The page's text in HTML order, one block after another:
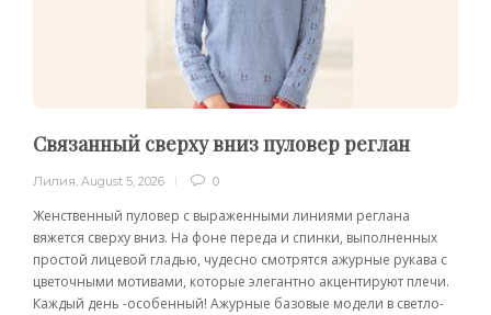
Связанный сверху вниз пуловер реглан
Лилия, August 5, 2026 0
Женственный пуловер с выраженными линиями реглана
вяжется сверху вниз. На фоне переда и спинки, выполненных
простой лицевой гладью, чудесно смотрятся ажурные рукава с
цветочными мотивами, которые элегантно акцентируют плечи.
Каждый день -особенный! Ажурные базовые модели в светло-